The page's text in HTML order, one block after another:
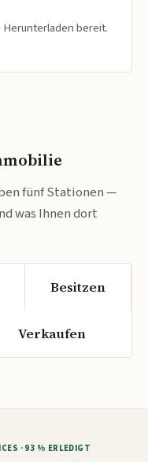
Herunterladen bereit.
fünf Stationen —
was Ihnen dort
Besitzen
Verkaufen
· 93 % ERLEDIGT